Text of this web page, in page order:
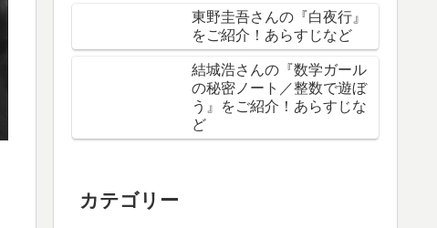
東野圭吾さんの『白夜行』
をご紹介！あらすじなど
結城浩さんの『数学ガール
の秘密ノート／整数で遊ぼ
う』をご紹介！あらすじな
ど
カテゴリー